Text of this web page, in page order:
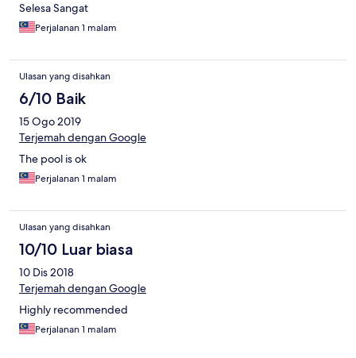
Selesa Sangat
Perjalanan 1 malam
Ulasan yang disahkan
6/10 Baik
15 Ogo 2019
Terjemah dengan Google
The pool is ok
Perjalanan 1 malam
Ulasan yang disahkan
10/10 Luar biasa
10 Dis 2018
Terjemah dengan Google
Highly recommended
Perjalanan 1 malam